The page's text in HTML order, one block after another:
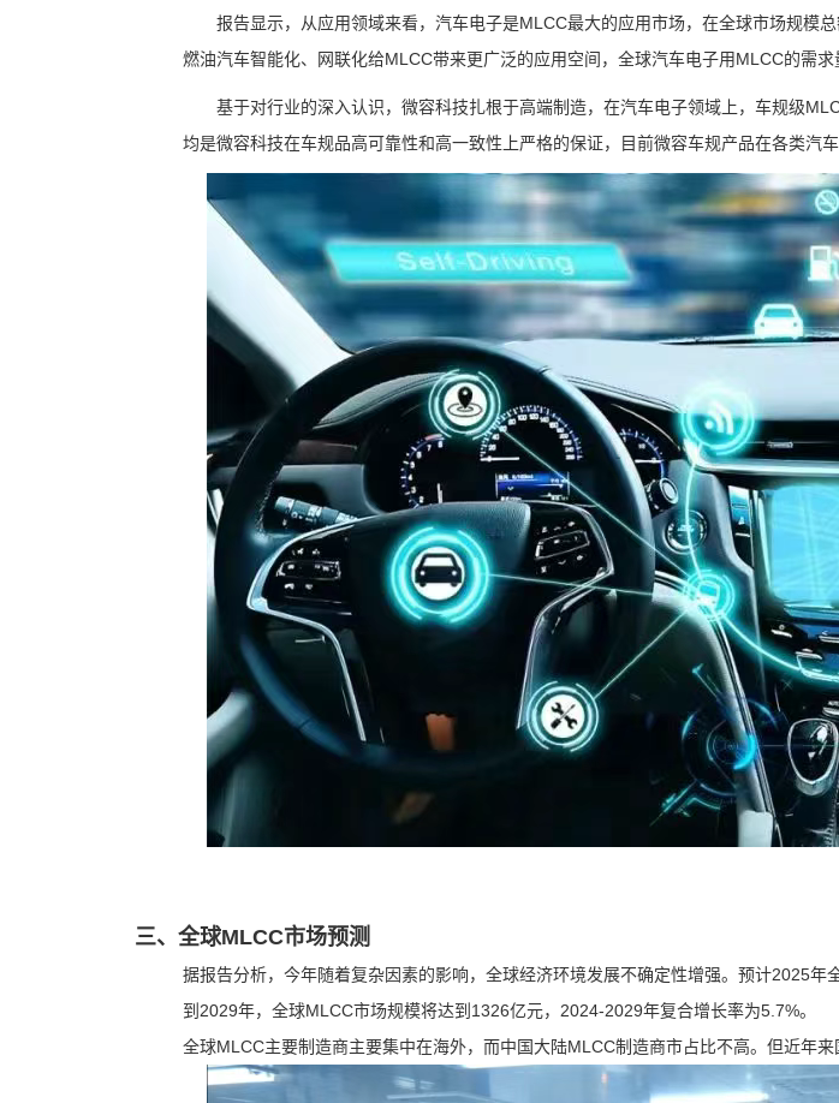
报告显示，从应用领域来看，汽车电子是MLCC最大的应用市场，在全球市场规模
燃油汽车智能化、网联化给MLCC带来更广泛的应用空间，全球汽车电子用MLCC的需求
基于对行业的深入认识，微容科技扎根于高端制造，在汽车电子领域上，车规级
均是微容科技在车规品高可靠性和高一致性上严格的保证，目前微容车规产品在各类汽
三、全球MLCC市场预测
据报告分析，今年随着复杂因素的影响，全球经济环境发展不确定性增强。预计2025年
到2029年，全球MLCC市场规模将达到1326亿元，2024-2029年复合增长率为5.7%。
全球MLCC主要制造商主要集中在海外，而中国大陆MLCC制造商市占比不高。但近年